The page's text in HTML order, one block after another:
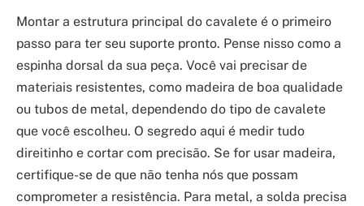
Montar a estrutura principal do cavalete é o primeiro
passo para ter seu suporte pronto. Pense nisso como a
espinha dorsal da sua peça. Você vai precisar de
materiais resistentes, como madeira de boa qualidade
ou tubos de metal, dependendo do tipo de cavalete
que você escolheu. O segredo aqui é medir tudo
direitinho e cortar com precisão. Se for usar madeira,
certifique-se de que não tenha nós que possam
comprometer a resistência. Para metal, a solda precisa